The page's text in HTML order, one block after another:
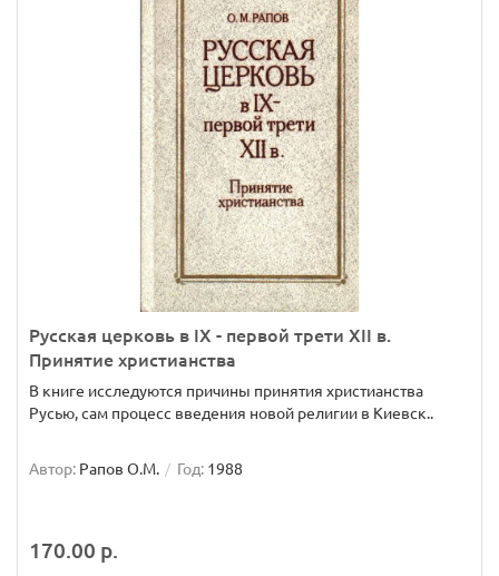
Русская церковь в IX - первой трети XII в.
Принятие христианства
В книге исследуются причины принятия христианства
Русью, сам процесс введения новой религии в Киевск..
Автор: Рапов О.М. Год: 1988
170.00 р.